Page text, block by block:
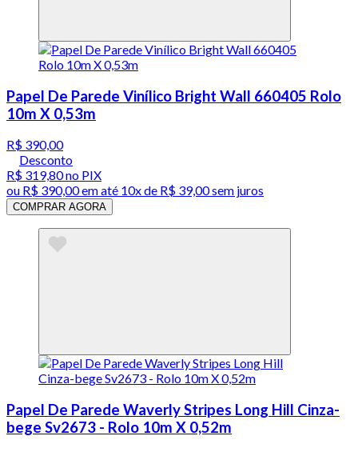
Papel De Parede Vinílico Bright Wall 660405 Rolo
10m X 0,53m
R$ 390,00
Desconto
R$ 319,80no PIX
ou R$ 390,00em até 10x de R$ 39,00 sem juros
COMPRAR AGORA
Papel De Parede Waverly Stripes Long Hill Cinza-
bege Sv2673 - Rolo 10m X 0,52m